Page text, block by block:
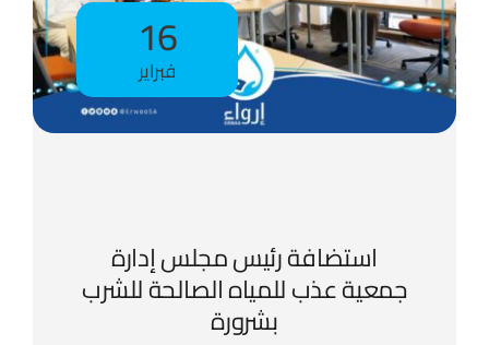
16
فبراير
استضافة رئيس مجلس إدارة
جمعية عذب للمياه الصالحة للشرب
بشرورة